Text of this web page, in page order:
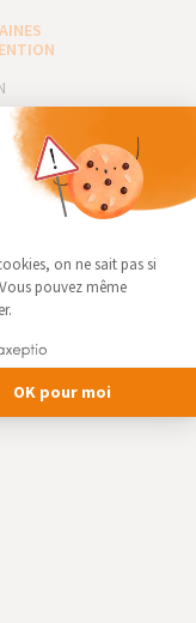
INTÉRIEURE
Architectes
réseau
les pros ?
on ne sait pas si
pouvez même
OK pour moi